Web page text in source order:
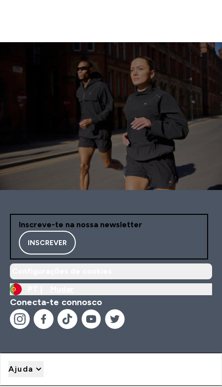
Inscreve-te na nossa newsletter
INSCREVER
Conecta-te connosco
Ajuda